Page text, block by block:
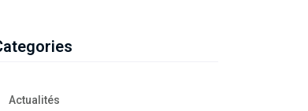
Actualités